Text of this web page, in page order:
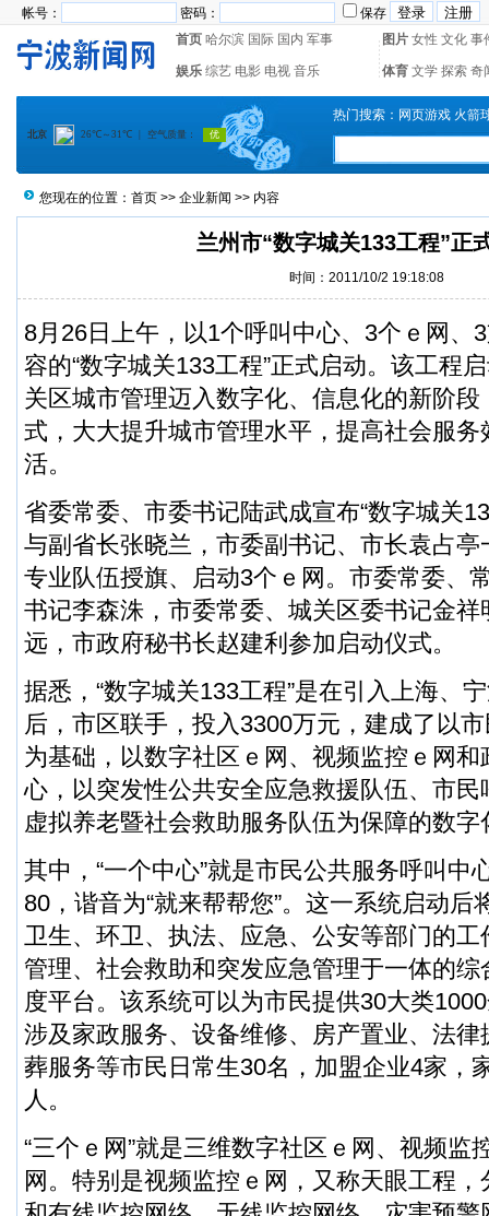
帐号： 密码：
保存
首页 哈尔滨 国际 国内 军事 图片 女性 文化 事
娱乐 综艺 电影 电视 音乐 体育 文学 探索 奇
热门搜索： 网页游戏 火箭
您现在的位置： 首页 >> 企业新闻 >> 内容
兰州市“数字城关133工程”正
时间：2011/10/2 19:18:08
8月26日上午，以1个呼叫中心、3个ｅ网、
容的“数字城关133工程”正式启动。该工程
关区城市管理迈入数字化、信息化的新阶
式，大大提升城市管理水平，提高社会服
活。
省委常委、市委书记陆武成宣布“数字城关
与副省长张晓兰，市委副书记、市长袁占
专业队伍授旗、启动3个ｅ网。市委常委、
书记李森洙，市委常委、城关区委书记金
远，市政府秘书长赵建利参加启动仪式。
据悉，“数字城关133工程”是在引入上海、
后，市区联手，投入3300万元，建成了以
为基础，以数字社区ｅ网、视频监控ｅ网
心，以突发性公共安全应急救援队伍、市
虚拟养老暨社会救助服务队伍为保障的数
其中，“一个中心”就是市民公共服务呼叫中
80，谐音为“就来帮帮您”。这一系统启动后
卫生、环卫、执法、应急、公安等部门的
管理、社会救助和突发应急管理于一体的
度平台。该系统可以为市民提供30大类
涉及家政服务、设备维修、房产置业、法
葬服务等市民日常生30名，加盟企业4家，
人。
“三个ｅ网”就是三维数字社区ｅ网、视频监
网。特别是视频监控ｅ网，又称天眼工程